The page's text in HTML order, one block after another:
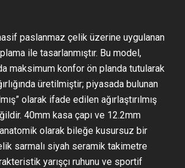
paslanmaz çelik üzerine uygulanan
ile tasarlanmıştır. Bu model,
maksimum konfor ön planda tutularak
üretilmiştir; piyasada bulunan
olarak ifade edilen ağırlaştırılmış
40mm kasa çapı ve 12.2mm
anatomik olarak bileğe kusursuz bir
sarmalı siyah seramik takimetre
yarışçı ruhunu ve sportif